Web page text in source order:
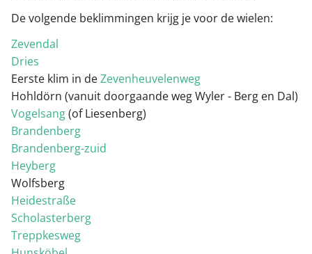
De volgende beklimmingen krijg je voor de wielen:
Zevendal
Dries
Eerste klim in deZevenheuvelenweg
Hohldörn (vanuit doorgaande weg Wyler - Berg en Dal)
Vogelsang(of Liesenberg)
Brandenberg
Brandenberg-zuid
Heyberg
Wolfsberg
Heidestraße
Scholasterberg
Treppkesweg